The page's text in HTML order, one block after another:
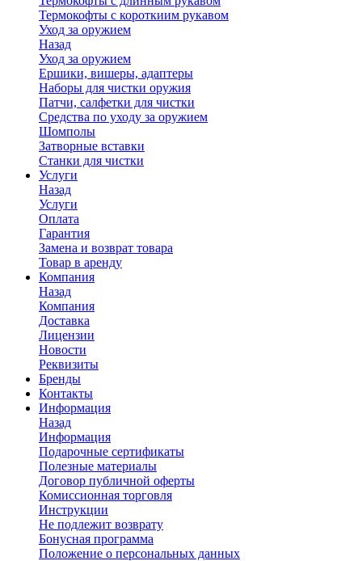
Термокофты с короткиим рукавом
Уход за оружием
Назад
Уход за оружием
Ершики, вишеры, адаптеры
Наборы для чистки оружия
Патчи, салфетки для чистки
Средства по уходу за оружием
Шомполы
Затворные вставки
Станки для чистки
Услуги
Назад
Услуги
Оплата
Гарантия
Замена и возврат товара
Товар в аренду
Компания
Назад
Компания
Доставка
Лицензии
Новости
Реквизиты
Бренды
Контакты
Информация
Назад
Информация
Подарочные сертификаты
Полезные материалы
Договор публичной оферты
Комиссионная торговля
Инструкции
Не подлежит возврату
Бонусная программа
Положение о персональных данных